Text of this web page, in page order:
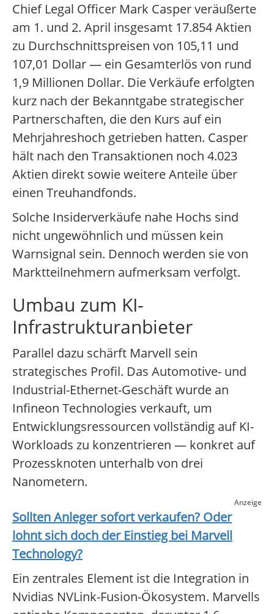
Chief Legal Officer Mark Casper veräußerte
am 1. und 2. April insgesamt 17.854 Aktien
zu Durchschnittspreisen von 105,11 und
107,01 Dollar — ein Gesamterlös von rund
1,9 Millionen Dollar. Die Verkäufe erfolgten
kurz nach der Bekanntgabe strategischer
Partnerschaften, die den Kurs auf ein
Mehrjahreshoch getrieben hatten. Casper
hält nach den Transaktionen noch 4.023
Aktien direkt sowie weitere Anteile über
einen Treuhandfonds.
Solche Insiderverkäufe nahe Hochs sind
nicht ungewöhnlich und müssen kein
Warnsignal sein. Dennoch werden sie von
Marktteilnehmern aufmerksam verfolgt.
Umbau zum KI-
Infrastrukturanbieter
Parallel dazu schärft Marvell sein
strategisches Profil. Das Automotive- und
Industrial-Ethernet-Geschäft wurde an
Infineon Technologies verkauft, um
Entwicklungsressourcen vollständig auf KI-
Workloads zu konzentrieren — konkret auf
Prozessknoten unterhalb von drei
Nanometern.
Anzeige
Sollten Anleger sofort verkaufen? Oder
lohnt sich doch der Einstieg bei Marvell
Technology?
Ein zentrales Element ist die Integration in
Nvidias NVLink-Fusion-Ökosystem. Marvells